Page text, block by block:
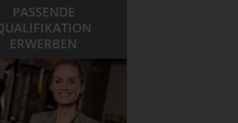
PASSENDE
ERWERBEN